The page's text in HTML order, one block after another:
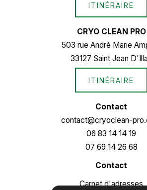
ITINÉRAIRE
CRYO CLEAN PRO
503 rue André Marie
33127 Saint Jean
ITINÉRAIRE
Contact
contact@cryoclean-
06 83 14 14 19
07 69 14 26 68
Contact
Carnet d'adresses